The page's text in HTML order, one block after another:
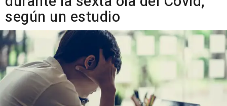
según un estudio